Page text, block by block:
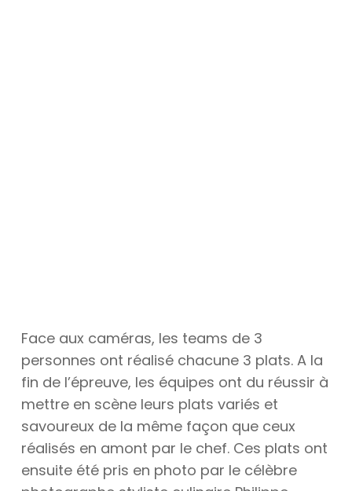
Face aux caméras, les teams de 3
personnes ont réalisé chacune 3 plats. A la
fin de l’épreuve, les équipes ont du réussir à
mettre en scène leurs plats variés et
savoureux de la même façon que ceux
réalisés en amont par le chef. Ces plats ont
ensuite été pris en photo par le célèbre